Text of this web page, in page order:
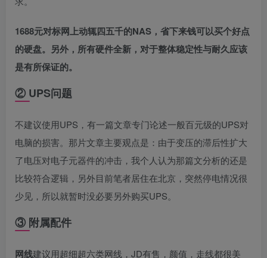
1688元对标网上动辄四五千的NAS，省下来钱可以买个好点
的硬盘。另外，所有硬件全新，对于整体稳定性与耐久应该
是有所保证的。
② UPS问题
不建议使用UPS，有一篇文章专门论述一般百元级的UPS对
电脑的损害。那片文章主要观点是：由于变压的滞后性扩大
了电压对电子元器件的冲击，我个人认为那篇文分析的还是
比较符合逻辑，另外目前笔者居住在北京，突然停电情况很
少见，所以就暂时没必要另外购买UPS。
③ 附属配件
网线建议用超细超六类网线，JD有售，颜值，走线都很美